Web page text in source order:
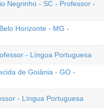
Negrinho - SC - Professor -
Horizonte - MG -
- Língua Portuguesa
de Goiânia - GO -
- Língua Portuguesa